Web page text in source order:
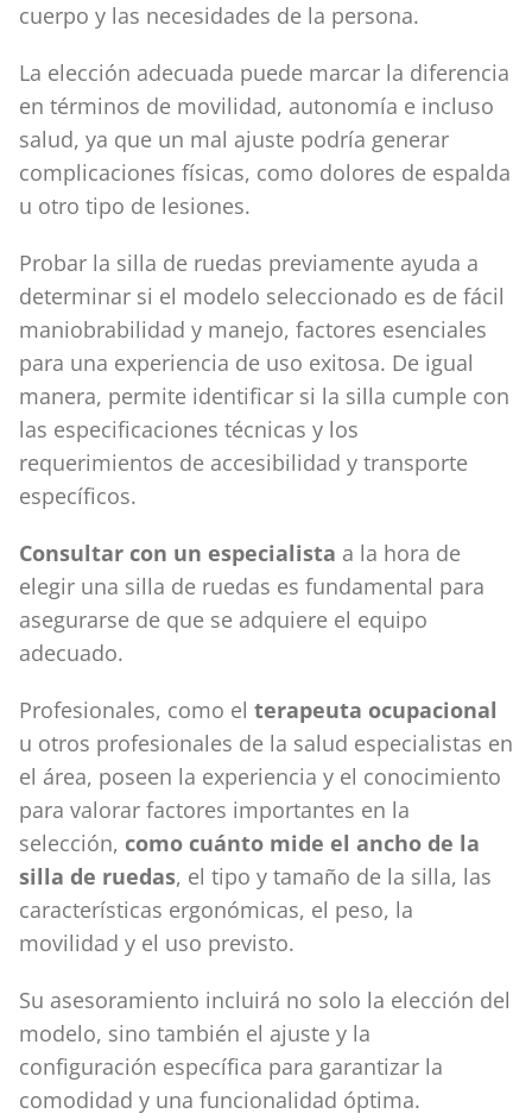
cuerpo y las necesidades de la persona.
La elección adecuada puede marcar la diferencia
en términos de movilidad, autonomía e incluso
salud, ya que un mal ajuste podría generar
complicaciones físicas, como dolores de espalda
u otro tipo de lesiones.
Probar la silla de ruedas previamente ayuda a
determinar si el modelo seleccionado es de fácil
maniobrabilidad y manejo, factores esenciales
para una experiencia de uso exitosa. De igual
manera, permite identificar si la silla cumple con
las especificaciones técnicas y los
requerimientos de accesibilidad y transporte
específicos.
Consultar con un especialista a la hora de
elegir una silla de ruedas es fundamental para
asegurarse de que se adquiere el equipo
adecuado.
Profesionales, como el terapeuta ocupacional
u otros profesionales de la salud especialistas en
el área, poseen la experiencia y el conocimiento
para valorar factores importantes en la
selección, como cuánto mide el ancho de la
silla de ruedas, el tipo y tamaño de la silla, las
características ergonómicas, el peso, la
movilidad y el uso previsto.
Su asesoramiento incluirá no solo la elección del
modelo, sino también el ajuste y la
configuración específica para garantizar la
comodidad y una funcionalidad óptima.